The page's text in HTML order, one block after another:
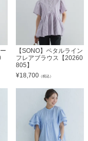
【SONO】ペタルライン
フレアブラウス【20260
805】
¥18,700（税込）